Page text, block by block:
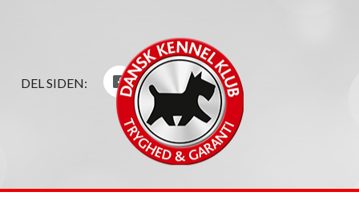
DEL SIDEN: